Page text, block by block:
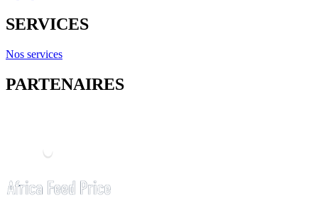
SERVICES
Nos services
PARTENAIRES